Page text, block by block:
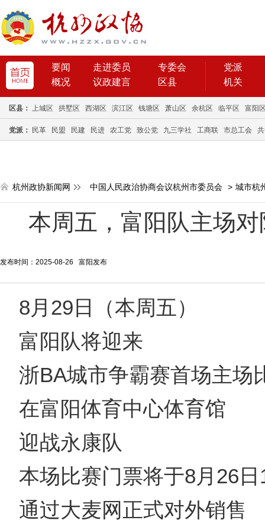
要闻 走进委员
专委会
概况
议政建言 区县
党派
机关
区县： 上城区 拱墅区 西湖区 滨江区 钱塘区 萧山区 余杭区 临平区 富阳
党派： 民革 民盟 民建 民进 农工党 致公党 九三学社 工商联 市总工会
杭州政协新闻网 中国人民政治协商会议杭州市委员会 > 城市杭
本周五，富阳队主场
发布时间：2025-08-26 富阳发布
8月29日（本周五）
富阳队将迎来
浙BA城市争霸赛首场主场
在富阳体育中心体育馆
迎战永康队
本场比赛门票将于8月26日
通过大麦网正式对外销售